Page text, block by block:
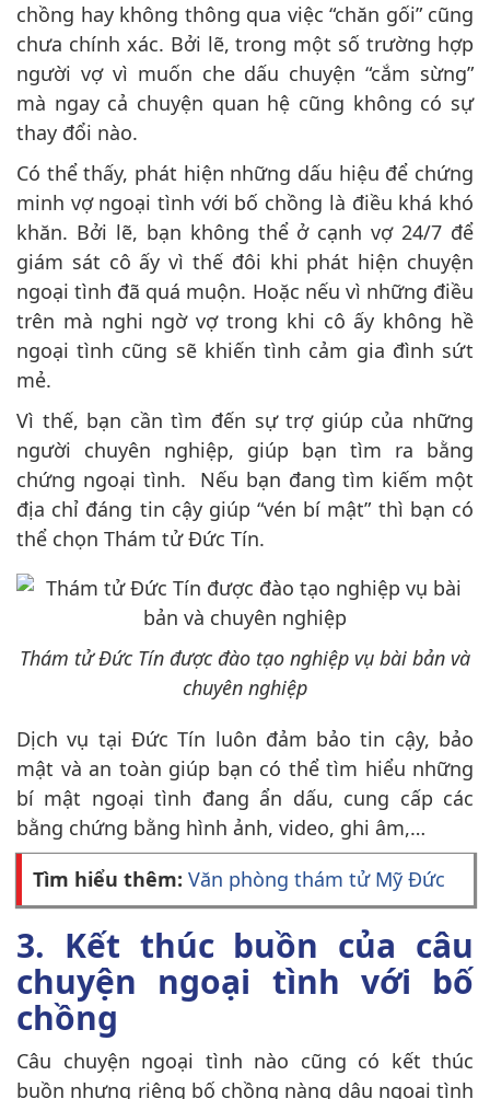
chồng hay không thông qua việc “chăn gối” cũng
chưa chính xác. Bởi lẽ, trong một số trường hợp
người vợ vì muốn che dấu chuyện “cắm sừng”
mà ngay cả chuyện quan hệ cũng không có sự
thay đổi nào.
Có thể thấy, phát hiện những dấu hiệu để chứng
minh vợ ngoại tình với bố chồng là điều khá khó
khăn. Bởi lẽ, bạn không thể ở cạnh vợ 24/7 để
giám sát cô ấy vì thế đôi khi phát hiện chuyện
ngoại tình đã quá muộn. Hoặc nếu vì những điều
trên mà nghi ngờ vợ trong khi cô ấy không hề
ngoại tình cũng sẽ khiến tình cảm gia đình sứt
mẻ.
Vì thế, bạn cần tìm đến sự trợ giúp của những
người chuyên nghiệp, giúp bạn tìm ra bằng
chứng ngoại tình. Nếu bạn đang tìm kiếm một
địa chỉ đáng tin cậy giúp “vén bí mật” thì bạn có
thể chọn Thám tử Đức Tín.
Thám tử Đức Tín được đào tạo nghiệp vụ bài bản và
chuyên nghiệp
Dịch vụ tại Đức Tín luôn đảm bảo tin cậy, bảo
mật và an toàn giúp bạn có thể tìm hiểu những
bí mật ngoại tình đang ẩn dấu, cung cấp các
bằng chứng bằng hình ảnh, video, ghi âm,…
Tìm hiểu thêm: Văn phòng thám tử Mỹ Đức
3. Kết thúc buồn của câu
chuyện ngoại tình với bố
chồng
Câu chuyện ngoại tình nào cũng có kết thúc
buồn nhưng riêng bố chồng nàng dâu ngoại tình